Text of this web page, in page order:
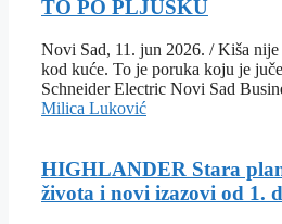
TO PO PLJUSKU
Novi Sad, 11. jun 2026. / Kiša nije
kod kuće. To je poruka koju je
Schneider Electric Novi Sad
Milica Luković
HIGHLANDER Stara
života i novi izazovi od 1.